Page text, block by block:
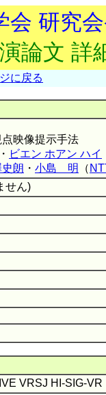
会 研究
論文 詳
に戻る
映像提示手法
ビエン ホアン ハイ
朗 ・ 小島 明 （
せん)
VRSJ HI-SIG-